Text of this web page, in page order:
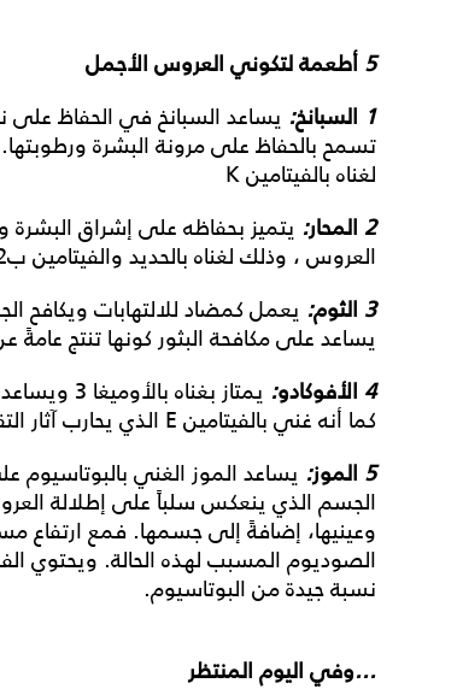
5 أطعمةلتكوني العروس الأجمل
1 السبانخ: يساعد السبانخ في الحفاظ على
تسمح بالحفاظ على مرونة البشرة
لغناه بالفيتامين K
2 المحار: يتميز بحفاظه على إشراق البشرة
العروس ، وذلك لغناه بالحديد والفيتامين ب12.
3 الثوم: يعمل كمضاد للالتهابات ويكافح
يساعد على مكافحة البثور كونها تنتج عامةً
4 الأفوكادو: يمتاز بغناه بالأوميغا 3 ويساعد على إنتاج
كما أنه غني بالفيتامين E الذي يحارب آثار التقدم بالسن.
5 الموز: يساعد الموز الغني بالبوتاسيوم
الجسم الذي ينعكس سلباً على إطلالة
وعينيها، إضافةً إلى جسمها. فمع ارتفاع
الصوديوم المسبب لهذه الحالة. ويحتوي
نسبة جيدة من البوتاسيوم.
...وفي اليوم المنتظر